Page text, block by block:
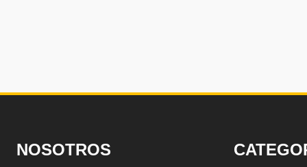
NOSOTROS